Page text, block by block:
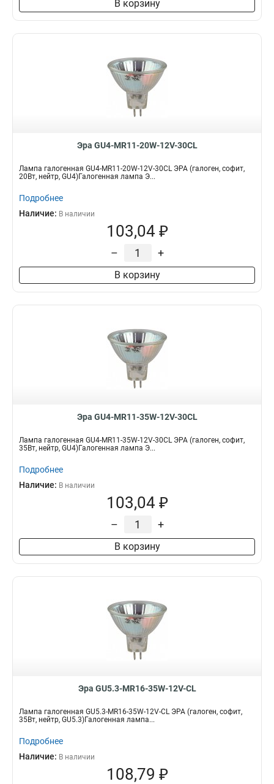
В корзину
Эра GU4-MR11-20W-12V-30CL
Лампа галогенная GU4-MR11-20W-12V-30CL ЭРА (галоген, софит,
20Вт, нейтр, GU4)Галогенная лампа Э...
Подробнее
Наличие: В наличии
103,04 ₽
– +
В корзину
Эра GU4-MR11-35W-12V-30CL
Лампа галогенная GU4-MR11-35W-12V-30CL ЭРА (галоген, софит,
35Вт, нейтр, GU4)Галогенная лампа Э...
Подробнее
Наличие: В наличии
103,04 ₽
– +
В корзину
Эра GU5.3-MR16-35W-12V-CL
Лампа галогенная GU5.3-MR16-35W-12V-CL ЭРА (галоген, софит,
35Вт, нейтр, GU5.3)Галогенная лампа...
Подробнее
Наличие: В наличии
108,79 ₽